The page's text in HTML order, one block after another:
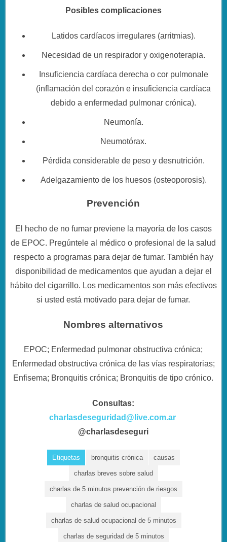
Posibles complicaciones
Latidos cardíacos irregulares (arritmias).
Necesidad de un respirador y oxigenoterapia.
Insuficiencia cardíaca derecha o cor pulmonale
(inflamación del corazón e insuficiencia cardíaca
debido a enfermedad pulmonar crónica).
Neumonía.
Neumotórax.
Pérdida considerable de peso y desnutrición.
Adelgazamiento de los huesos (osteoporosis).
Prevención
El hecho de no fumar previene la mayoría de los casos
de EPOC. Pregúntele al médico o profesional de la salud
respecto a programas para dejar de fumar. También hay
disponibilidad de medicamentos que ayudan a dejar el
hábito del cigarrillo. Los medicamentos son más efectivos
si usted está motivado para dejar de fumar.
Nombres alternativos
EPOC; Enfermedad pulmonar obstructiva crónica;
Enfermedad obstructiva crónica de las vías respiratorias;
Enfisema; Bronquitis crónica; Bronquitis de tipo crónico.
Consultas:
charlasdeseguridad@live.com.ar
@charlasdeseguri
Etiquetas bronquitis crónica causas
charlas breves sobre salud
charlas de 5 minutos prevención de riesgos
charlas de salud ocupacional
charlas de salud ocupacional de 5 minutos
charlas de seguridad de 5 minutos